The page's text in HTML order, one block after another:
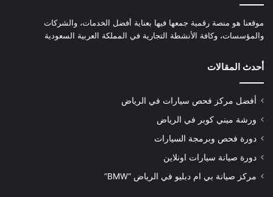
موقعنا هو منصة رقمية جمعها فيها بعناية أفضل الخدمات، والشركات
والمؤسسات، وكافة الأنشطة التجارية في المملكة العربية السعودية
أحدث المقالات
أفضل مركز فحص سيارات في الرياض
ورشة ميني كوبر في الرياض
دورة فحص وبرمجة السيارات
دورة صيانة سيارات اونلاين
مركز صيانة بي ام دبليو في الرياض “BMW”